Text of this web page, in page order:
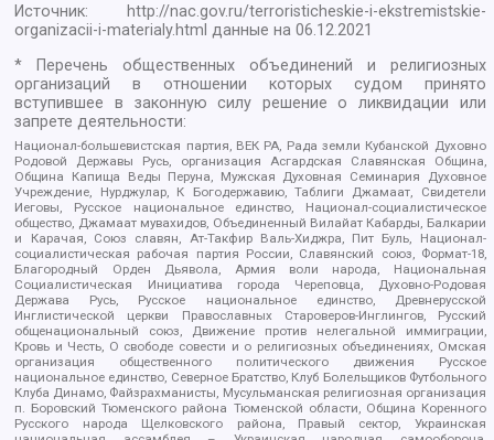
Источник:
http://nac.gov.ru/terroristicheskie-i-ekstremistskie-
organizacii-i-materialy.html данные на06.12.2021
* Перечень общественных объединений и религиозных
организаций в отношении которых судом принято
вступившее в законную силу решение о ликвидации или
запрете деятельности:
Национал-большевистская партия, ВЕК РА, Рада земли Кубанской Духовно
Родовой Державы Русь, организация Асгардская Славянская Община,
Община Капища Веды Перуна, Мужская Духовная Семинария Духовное
Учреждение, Нурджулар, К Богодержавию, Таблиги Джамаат, Свидетели
Иеговы, Русское национальное единство, Национал-социалистическое
общество, Джамаат мувахидов, Объединенный Вилайат Кабарды, Балкарии
и Карачая, Союз славян, Ат-Такфир Валь-Хиджра, Пит Буль, Национал-
социалистическая рабочая партия России, Славянский союз, Формат-18,
Благородный Орден Дьявола, Армия воли народа, Национальная
Социалистическая Инициатива города Череповца, Духовно-Родовая
Держава Русь, Русское национальное единство, Древнерусской
Инглистической церкви Православных Староверов-Инглингов, Русский
общенациональный союз, Движение против нелегальной иммиграции,
Кровь и Честь, О свободе совести и о религиозных объединениях, Омская
организация общественного политического движения Русское
национальное единство, Северное Братство, Клуб Болельщиков Футбольного
Клуба Динамо, Файзрахманисты, Мусульманская религиозная организация
п. Боровский Тюменского района Тюменской области, Община Коренного
Русского народа Щелковского района, Правый сектор, Украинская